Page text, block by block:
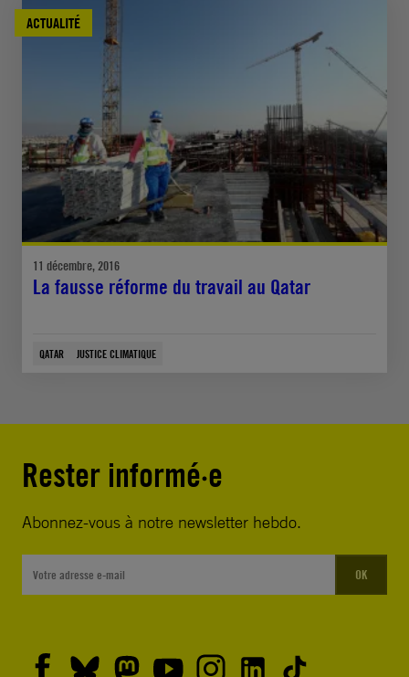
ACTUALITÉ
11 décembre, 2016
La fausse réforme du travail au Qatar
QATAR JUSTICE CLIMATIQUE
Rester informé·e
Abonnez-vous à notre newsletter hebdo.
OK